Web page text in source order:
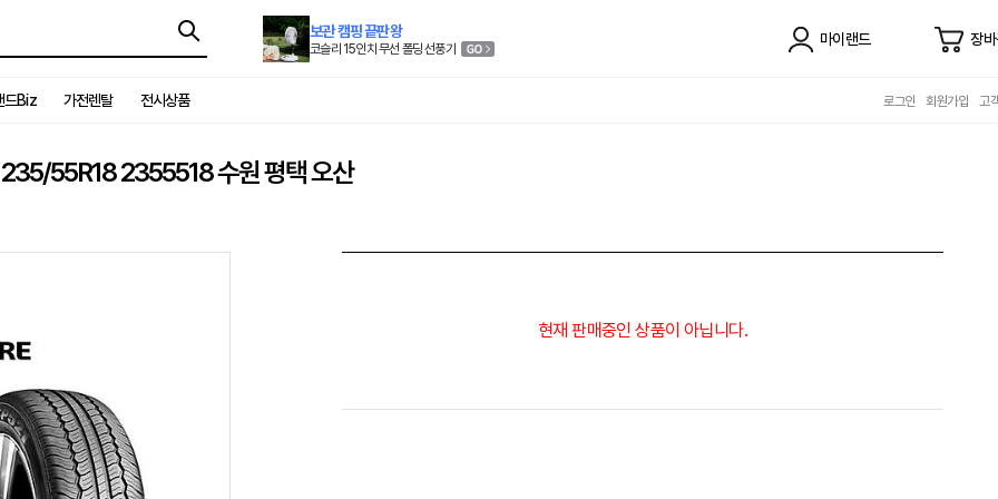
보관 캠핑 끝판왕
코슬리 15인치 무선 폴딩 선풍기
마이랜드 장
드Biz 가전렌탈 전시상품 로그인 회원가입 고
55R18 2355518 수원 평택 오산
현재 판매중인 상품이 아닙니다.